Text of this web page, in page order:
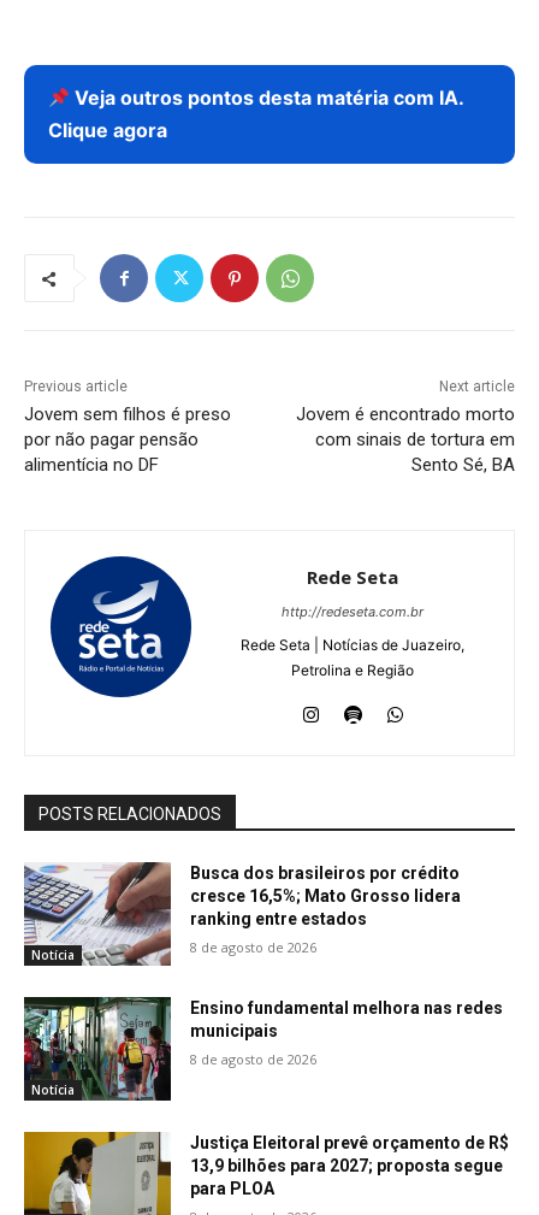
Veja outros pontos desta matéria com IA.
Clique agora
Previous article
Jovem sem filhos é preso
por não pagar pensão
alimentícia no DF
Next article
Jovem é encontrado morto
com sinais de tortura em
Sento Sé, BA
Rede Seta
http://redeseta.com.br
Rede Seta | Notícias de Juazeiro,
Petrolina e Região
POSTS RELACIONADOS
Notícia
Busca dos brasileiros por crédito
cresce 16,5%; Mato Grosso lidera
ranking entre estados
8 de agosto de 2026
Notícia
Ensino fundamental melhora nas redes
municipais
8 de agosto de 2026
Justiça Eleitoral prevê orçamento de R$
13,9 bilhões para 2027; proposta segue
para PLOA